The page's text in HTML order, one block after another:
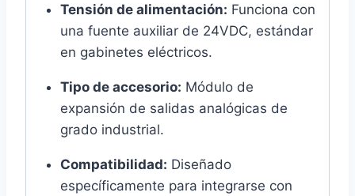
Tensión de alimentación: Funciona con
una fuente auxiliar de 24VDC, estándar
en gabinetes eléctricos.
Tipo de accesorio: Módulo de
expansión de salidas analógicas de
grado industrial.
Compatibilidad: Diseñado
específicamente para integrarse con